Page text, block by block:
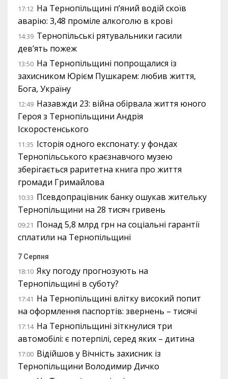
17:12 На Тернопільщині п’яний водій скоїв
аварію: 3,48 проміле алкоголю в крові
14:39 Тернопільські рятувальники гасили
дев’ять пожеж
13:50 На Тернопільщині попрощалися із
захисником Юрієм Пушкарем: любив життя,
Бога, Україну
12:49 Назавжди 23: війна обірвала життя юного
Героя з Тернопільщини Андрія
Іскоростенського
11:35 Історія одного експонату: у фондах
Тернопільського краєзнавчого музею
зберігається раритетна книга про життя
громади Гримайлова
10:33 Псевдопрацівник банку ошукав жительку
Тернопільщини на 28 тисяч гривень
09:21 Понад 5,8 млрд грн на соціальні гарантії
сплатили на Тернопільщині
7 Серпня
18:10 Яку погоду прогнозують на
Тернопільщині в суботу?
17:41 На Тернопільщині влітку високий попит
на оформлення паспортів: звернень – тисячі
17:14 На Тернопільщині зіткнулися три
автомобілі: є потерпілі, серед яких – дитина
17:00 Відійшов у Вічність захисник із
Тернопільщини Володимир Дичко